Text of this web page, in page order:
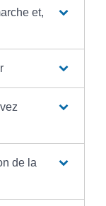
et,
de la